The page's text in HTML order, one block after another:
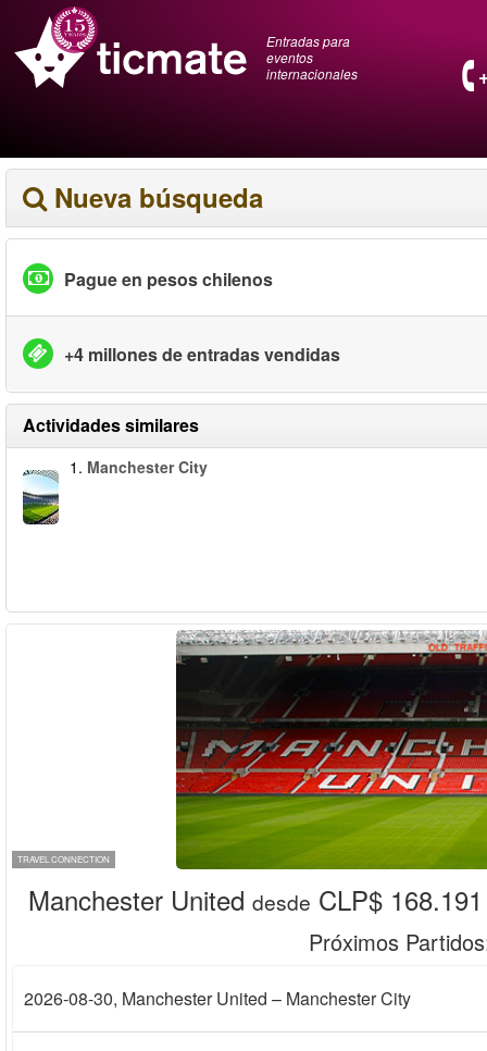
Entradas para
eventos
internacionales
Nueva búsqueda
Pague en pesos chilenos
+4 millones de entradas vendidas
Actividades similares
1. Manchester City
TRAVEL CONNECTION
Manchester United desde CLP$ 168.191
Próximos Partidos
2026-08-30, Manchester United – Manchester City